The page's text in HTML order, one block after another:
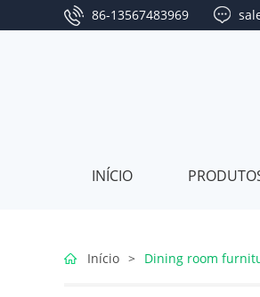
86-13567483969
INÍCIO
Início > Dining room